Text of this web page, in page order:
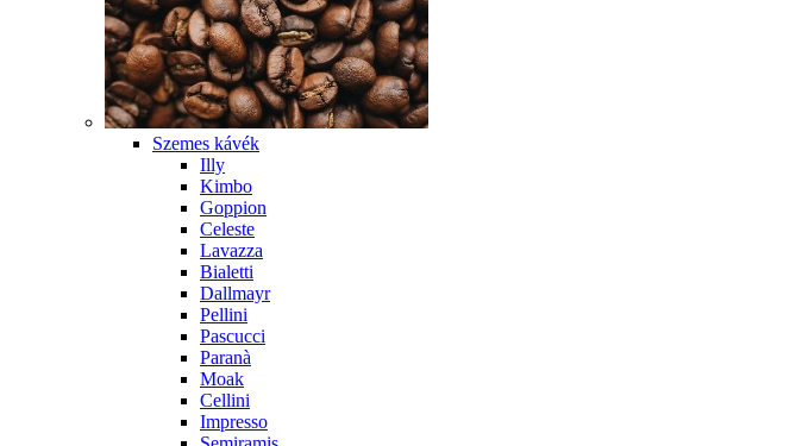
Szemes kávék
Illy
Kimbo
Goppion
Celeste
Lavazza
Bialetti
Dallmayr
Pellini
Pascucci
Paranà
Moak
Cellini
Impresso